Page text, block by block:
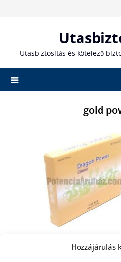
Hozzájárulás
Utasbiztosítás és kötelező
gold